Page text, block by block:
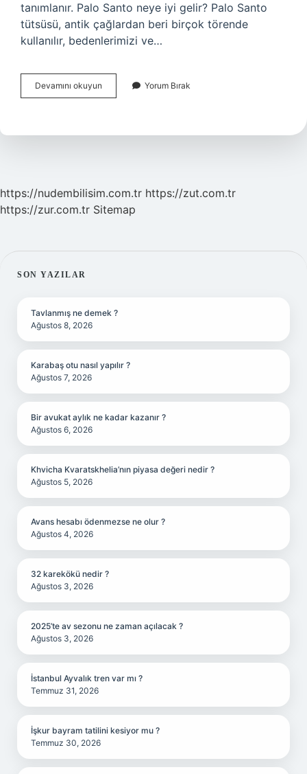
tanımlanır. Palo Santo neye iyi gelir? Palo Santo
tütsüsü, antik çağlardan beri birçok törende
kullanılır, bedenlerimizi ve…
Devamını okuyun
Santo
Benziyor
Yorum Bırak
https://nudembilisim.com.tr https://zut.com.tr
https://zur.com.tr Sitemap
SIDEBAR
SON YAZILAR
Tavlanmış ne demek ?
Ağustos 8, 2026
Karabaş otu nasıl yapılır ?
Ağustos 7, 2026
Bir avukat aylık ne kadar kazanır ?
Ağustos 6, 2026
Khvicha Kvaratskhelia’nın piyasa değeri nedir ?
Ağustos 5, 2026
Avans hesabı ödenmezse ne olur ?
Ağustos 4, 2026
32 karekökü nedir ?
Ağustos 3, 2026
2025’te av sezonu ne zaman açılacak ?
Ağustos 3, 2026
İstanbul Ayvalık tren var mı ?
Temmuz 31, 2026
İşkur bayram tatilini kesiyor mu ?
Temmuz 30, 2026